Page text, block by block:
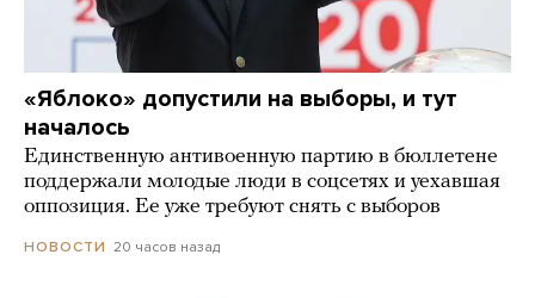
«Яблоко» допустили на выборы, и тут
началось
Единственную антивоенную партию в бюллетене
поддержали молодые люди в соцсетях и уехавшая
оппозиция. Ее уже требуют снять с выборов
НОВОСТИ 20 часов назад